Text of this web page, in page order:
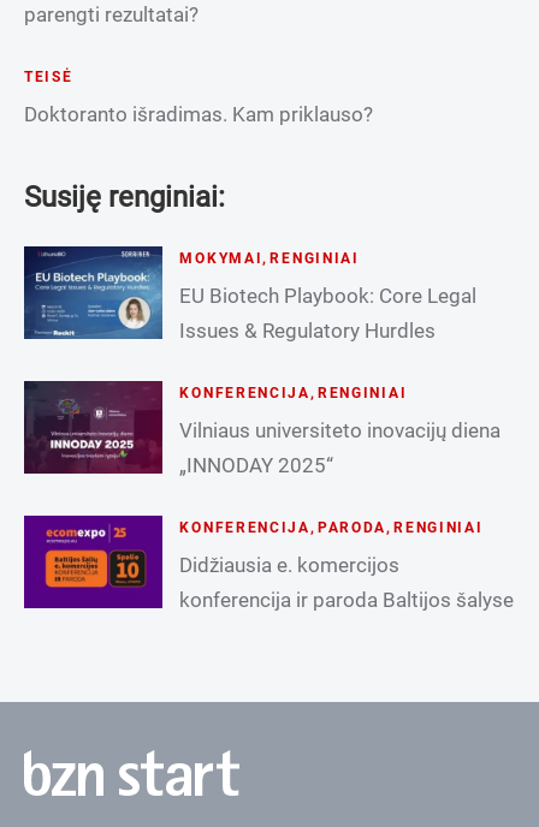
parengti rezultatai?
TEISĖ
Doktoranto išradimas. Kam priklauso?
Susiję renginiai:
MOKYMAI ,RENGINIAI
EU Biotech Playbook: Core Legal
Issues & Regulatory Hurdles
KONFERENCIJA , RENGINIAI
Vilniaus universiteto inovacijų diena
„INNODAY 2025“
KONFERENCIJA , PARODA ,RENGINIAI
Didžiausia e. komercijos
konferencija ir paroda Baltijos šalyse